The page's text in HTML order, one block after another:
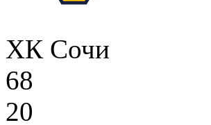
ХК Сочи
68
20